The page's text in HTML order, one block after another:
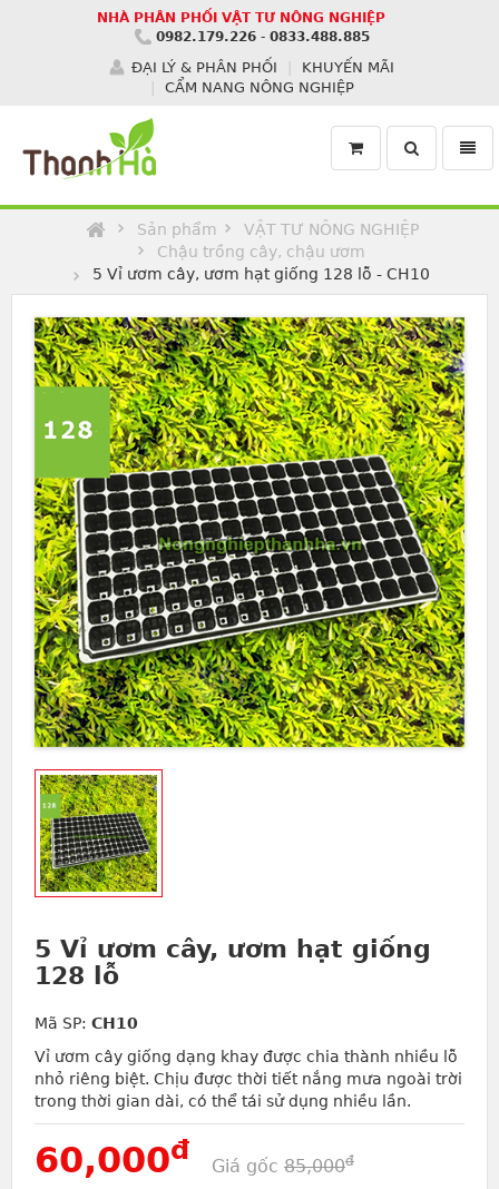
NHÀ PHÂN PHỐI VẬT TƯ NÔNG NGHIỆP
0982.179.226 - 0833.488.885
ĐẠI LÝ & PHÂN PHỐI
KHUYẾN MÃI
CẨM NANG NÔNG NGHIỆP
Toggle
search
Sản phẩm
VẬT TƯ NÔNG NGHIỆP
Chậu trồng cây, chậu ươm
5 Vỉ ươm cây, ươm hạt giống 128 lỗ - CH10
5 Vỉ ươm cây, ươm hạt giống
128 lỗ
Mã SP: CH10
Vỉ ươm cây giống dạng khay được chia thành nhiều lỗ
nhỏ riêng biệt. Chịu được thời tiết nắng mưa ngoài trời
trong thời gian dài, có thể tái sử dụng nhiều lần.
60,000đ
Giá gốc 85,000đ